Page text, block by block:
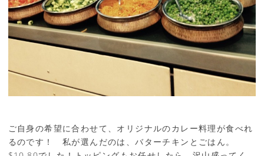
ご自身の希望に合わせて、オリジナルのカレー料理が食べれ
るのです！ 私が選んだのは、バターチキンとごはん。